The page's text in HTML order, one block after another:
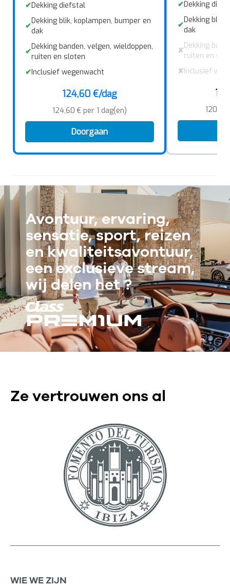
Avontuur, ervaring,
sensatie, sport, reizen
en kwaliteitsavontuur,
een exclusieve stream,
wij delen het ?
Ze vertrouwen ons al
WIE WE ZIJN